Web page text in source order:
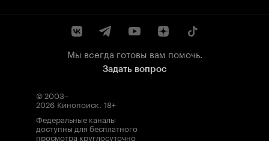
Мы всегда готовы вам помочь.
Задать вопрос
© 2003–
2026 Кинопоиск. 18+
Федеральные каналы
доступны для бесплатного
просмотра круглосуточно